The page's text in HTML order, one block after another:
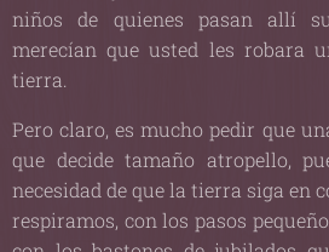
niños de quienes pasan allí
merecían que usted les robara
tierra.
Pero claro, es mucho pedir que
que decide tamaño atropello,
necesidad de que la tierra siga en
respiramos, con los pasos